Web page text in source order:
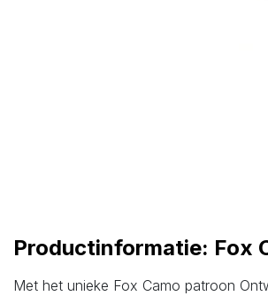
Productinformatie: Fox
Met het unieke Fox Camo patroon